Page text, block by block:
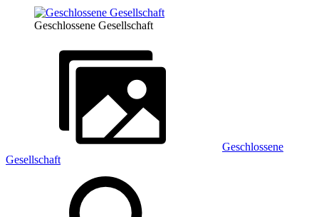
Geschlossene Gesellschaft
Geschlossene
Gesellschaft